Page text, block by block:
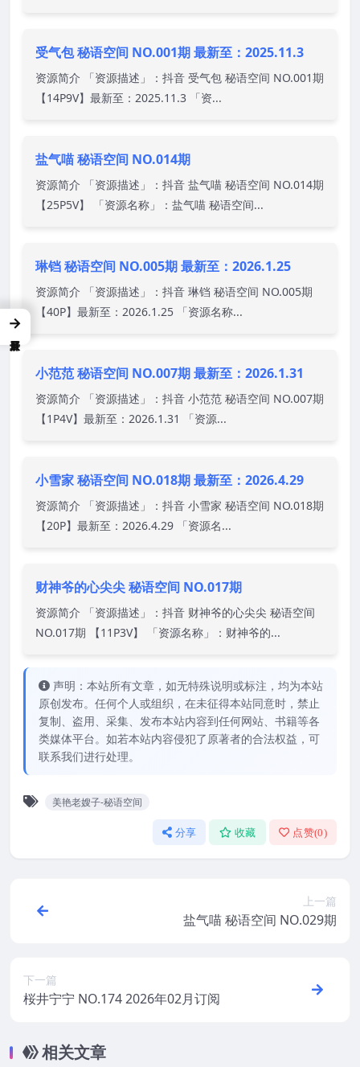
受气包 秘语空间 NO.001期 最新至：2025.11.3
资源简介 「资源描述」：抖音 受气包 秘语空间 NO.001期
【14P9V】最新至：2025.11.3 「资...
盐气喵 秘语空间 NO.014期
资源简介 「资源描述」：抖音 盐气喵 秘语空间 NO.014期
【25P5V】 「资源名称」：盐气喵 秘语空间...
琳铛 秘语空间 NO.005期 最新至：2026.1.25
资源简介 「资源描述」：抖音 琳铛 秘语空间 NO.005期
【40P】最新至：2026.1.25 「资源名称...
小范范 秘语空间 NO.007期 最新至：2026.1.31
资源简介 「资源描述」：抖音 小范范 秘语空间 NO.007期
【1P4V】最新至：2026.1.31 「资源...
小雪家 秘语空间 NO.018期 最新至：2026.4.29
资源简介 「资源描述」：抖音 小雪家 秘语空间 NO.018期
【20P】最新至：2026.4.29 「资源名...
财神爷的心尖尖 秘语空间 NO.017期
资源简介 「资源描述」：抖音 财神爷的心尖尖 秘语空间
NO.017期 【11P3V】 「资源名称」：财神爷的...
声明：本站所有文章，如无特殊说明或标注，均为本站
原创发布。任何个人或组织，在未征得本站同意时，禁止
复制、盗用、采集、发布本站内容到任何网站、书籍等各
类媒体平台。如若本站内容侵犯了原著者的合法权益，可
联系我们进行处理。
美艳老嫂子-秘语空间
分享 收藏 点赞(0)
上一篇
盐气喵 秘语空间 NO.029期
下一篇
桜井宁宁 NO.174 2026年02月订阅
相关文章
→